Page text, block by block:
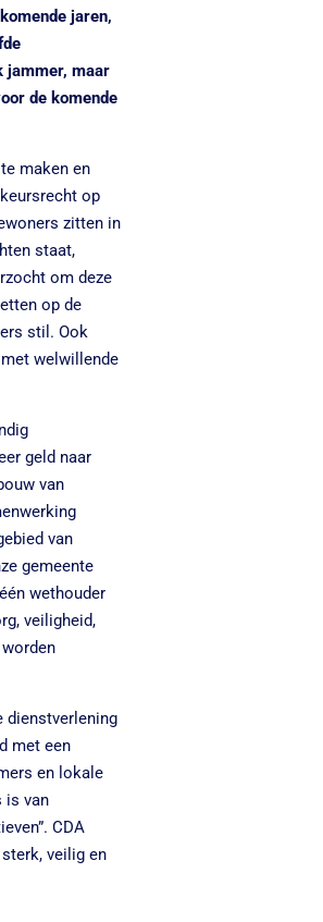
jaren,
jammer, maar
de komende
maken en
op
zitten in
staat,
om deze
op de
stil. Ook
welwillende
geld naar
van
van
gemeente
wethouder
veiligheid,
dienstverlening
met een
en lokale
is van
CDA
veilig en